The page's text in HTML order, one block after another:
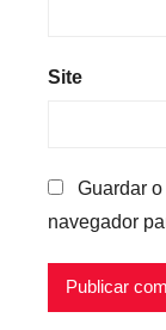
Site
Guardar
navegador